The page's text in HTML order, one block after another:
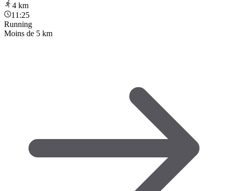
4 km
11:25
Running
Moins de 5 km